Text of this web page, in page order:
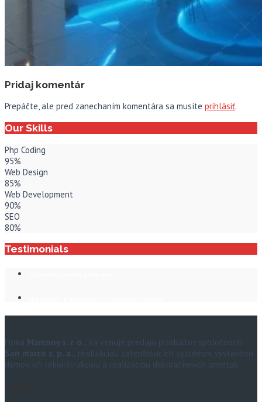
Pridaj komentár
Prepáčte, ale pred zanechaním komentára sa musíte prihlásiť.
Our Skills
Php Coding
95%
Web Design
85%
Web Development
90%
SEO
80%
Testimonials
Firma Marcony s. r. o., sa venuje predaju produktov spoločnosti
San marco s. p. a., realizáciou zatepľovacích systémov, výstavbou
domov, ich rekonštrukciou a realizáciou dekoratívnych omietok.